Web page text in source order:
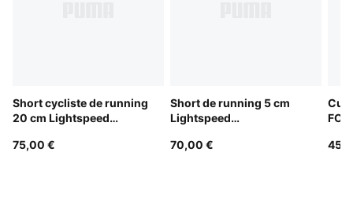
Short cycliste de running
20 cm Lightspeed
75,00 €
Short de running 5 cm
Lightspeed
70,00 €